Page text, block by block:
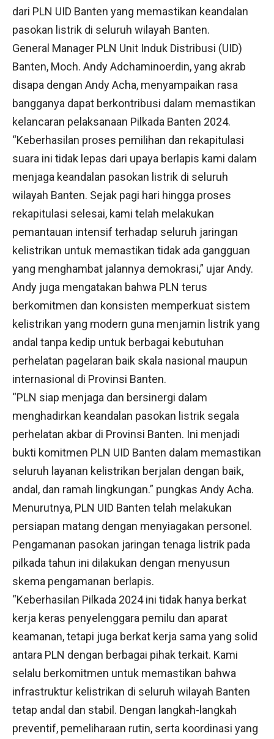
dari PLN UID Banten yang memastikan keandalan
pasokan listrik di seluruh wilayah Banten.
General Manager PLN Unit Induk Distribusi (UID)
Banten, Moch. Andy Adchaminoerdin, yang akrab
disapa dengan Andy Acha, menyampaikan rasa
bangganya dapat berkontribusi dalam memastikan
kelancaran pelaksanaan Pilkada Banten 2024.
“Keberhasilan proses pemilihan dan rekapitulasi
suara ini tidak lepas dari upaya berlapis kami dalam
menjaga keandalan pasokan listrik di seluruh
wilayah Banten. Sejak pagi hari hingga proses
rekapitulasi selesai, kami telah melakukan
pemantauan intensif terhadap seluruh jaringan
kelistrikan untuk memastikan tidak ada gangguan
yang menghambat jalannya demokrasi,” ujar Andy.
Andy juga mengatakan bahwa PLN terus
berkomitmen dan konsisten memperkuat sistem
kelistrikan yang modern guna menjamin listrik yang
andal tanpa kedip untuk berbagai kebutuhan
perhelatan pagelaran baik skala nasional maupun
internasional di Provinsi Banten.
“PLN siap menjaga dan bersinergi dalam
menghadirkan keandalan pasokan listrik segala
perhelatan akbar di Provinsi Banten. Ini menjadi
bukti komitmen PLN UID Banten dalam memastikan
seluruh layanan kelistrikan berjalan dengan baik,
andal, dan ramah lingkungan.” pungkas Andy Acha.
Menurutnya, PLN UID Banten telah melakukan
persiapan matang dengan menyiagakan personel.
Pengamanan pasokan jaringan tenaga listrik pada
pilkada tahun ini dilakukan dengan menyusun
skema pengamanan berlapis.
“Keberhasilan Pilkada 2024 ini tidak hanya berkat
kerja keras penyelenggara pemilu dan aparat
keamanan, tetapi juga berkat kerja sama yang solid
antara PLN dengan berbagai pihak terkait. Kami
selalu berkomitmen untuk memastikan bahwa
infrastruktur kelistrikan di seluruh wilayah Banten
tetap andal dan stabil. Dengan langkah-langkah
preventif, pemeliharaan rutin, serta koordinasi yang